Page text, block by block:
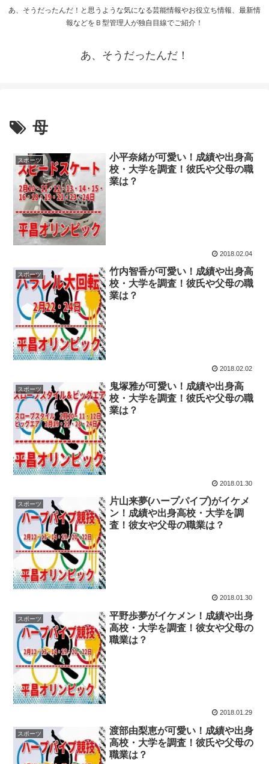
あ、そうだったんだ！と思うような気になる芸能情報やお役立ち情報、最新情
報などをＢ型管理人が独自目線でご紹介！
あ、そうだったんだ！
母
スポーツ
小平奈緒が可愛い！成績や出身高
校・大学を調査！彼氏や父母の職
業は？
2018.02.04
スポーツ
竹内智香が可愛い！成績や出身高
校・大学を調査！彼氏や父母の職
業は？
2018.02.02
スポーツ
鬼塚雅が可愛い！成績や出身高
校・大学を調査！彼氏や父母の職
業は？
2018.01.30
スポーツ
片山来夢(ハープパイプ)がイケメ
ン！成績や出身高校・大学を調
査！彼女や父母の職業は？
2018.01.30
スポーツ
平野歩夢がイケメン！成績や出身
高校・大学を調査！彼女や父母の
職業は？
2018.01.29
スポーツ
渡部由梨恵が可愛い！成績や出身
高校・大学を調査！彼氏や父母の
職業は？